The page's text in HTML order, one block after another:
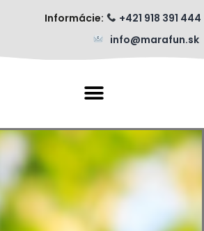
Informácie:
+421 918 391 444
info@marafun.sk